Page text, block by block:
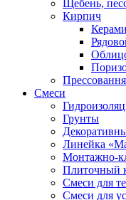
Щебень,
Кирпич
Смеси
Грунты
Линейка
Монтажно-
Плиточный
Смеси для
Смеси для